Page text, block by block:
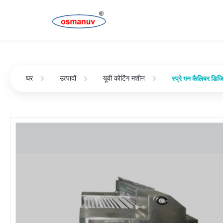
घर उत्पादों यूवी कोटिंग मशीन स्प्रे गन कैलिबर